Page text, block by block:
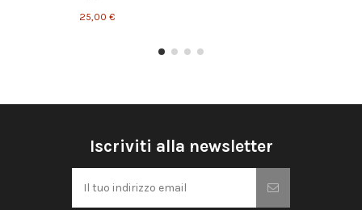
25,00 €
Iscriviti alla newsletter